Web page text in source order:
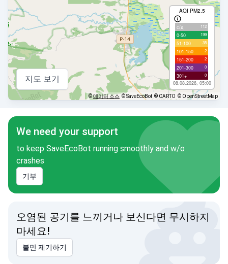
AQI PM2.5
с/д 112
0-50 199
51-100 35
101-150 2
151-200 2
201-300 0
301+ 0
08.08.2026, 05:00
지도 보기
©데이터 소스 © SaveEcoBot © CARTO © OpenStreetMap
We need your support
to keep SaveEcoBot running smoothly and w/o
crashes
기부
오염된 공기를 느끼거나 보신다면 무시하지
마세요!
불만 제기하기